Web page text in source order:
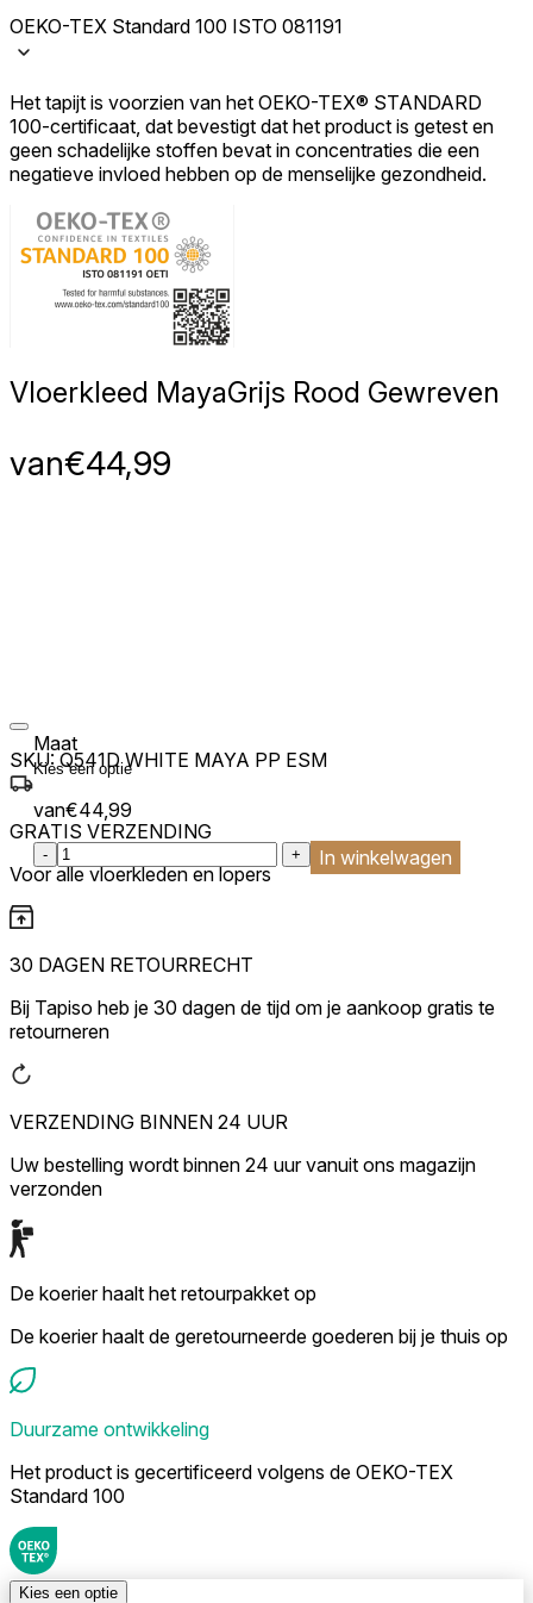
OEKO-TEX Standard 100 ISTO 081191
Het tapijt is voorzien van het OEKO-TEX® STANDARD
100-certificaat, dat bevestigt dat het product is getest en
geen schadelijke stoffen bevat in concentraties die een
negatieve invloed hebben op de menselijke gezondheid.
Vloerkleed MayaGrijs Rood Gewreven
van€44,99
Maat
van€44,99
:product_name quantity
- + In winkelwagen
SKU: Q541D WHITE MAYA PP ESM
GRATIS VERZENDING
Voor alle vloerkleden en lopers
30 DAGEN RETOURRECHT
Bij Tapiso heb je 30 dagen de tijd om je aankoop gratis te
retourneren
VERZENDING BINNEN 24 UUR
Uw bestelling wordt binnen 24 uur vanuit ons magazijn
verzonden
De koerier haalt het retourpakket op
De koerier haalt de geretourneerde goederen bij je thuis op
Duurzame ontwikkeling
Het product is gecertificeerd volgens de OEKO-TEX
Standard 100
Kies een optie